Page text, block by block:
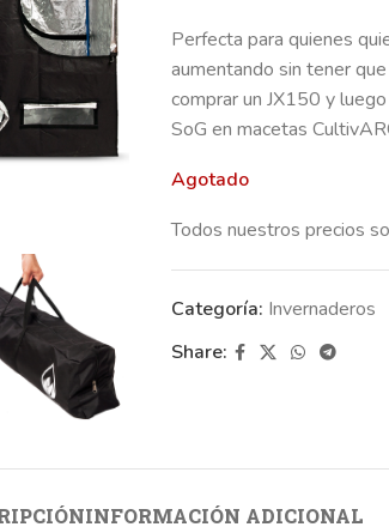
Perfecta para quienes
aumentando sin tener
comprar un JX150 y
SoG en macetas
Agotado
Todos nuestros precios
Categoría: Invernaderos
Share:
INFORMACIÓN ADICIONAL